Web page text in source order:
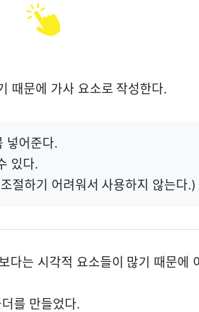
때문에 가사 요소로 작성한다.
넣어준다.
있다.
절하기 어려워서 사용하지 않는다.)
다는 시각적 요소들이 많기 때문에
를 만들었다.